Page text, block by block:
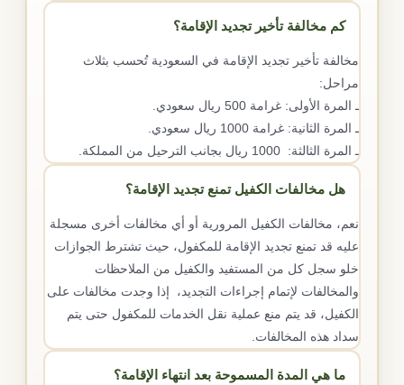
كم مخالفة تأخير تجديد الإقامة؟
مخالفة تأخير تجديد الإقامة في السعودية تُحسب بثلاث
مراحل:
ـ المرة الأولى: غرامة 500 ريال سعودي.
ـ المرة الثانية: غرامة 1000 ريال سعودي.
ـ المرة الثالثة: 1000 ريال بجانب الترحيل من المملكة.
هل مخالفات الكفيل تمنع تجديد الإقامة؟
نعم، مخالفات الكفيل المرورية أو أي مخالفات أخرى مسجلة
عليه قد تمنع تجديد الإقامة للمكفول، حيث تشترط الجوازات
خلو سجل كل من المستفيد والكفيل من الملاحظات
والمخالفات لإتمام إجراءات التجديد، إذا وجدت مخالفات على
الكفيل، قد يتم منع عملية نقل الخدمات للمكفول حتى يتم
سداد هذه المخالفات.
ما هي المدة المسموحة بعد انتهاء الإقامة؟